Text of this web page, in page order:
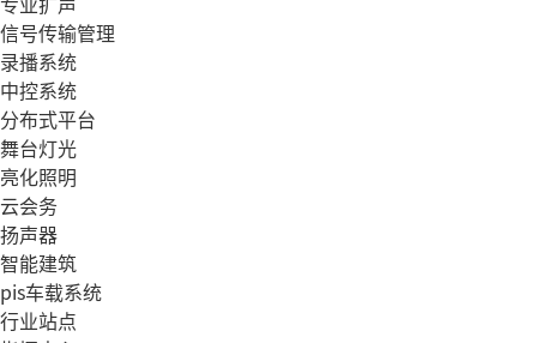
信号传输管理
录播系统
中控系统
分布式平台
舞台灯光
亮化照明
云会务
扬声器
智能建筑
pis车载系统
行业站点